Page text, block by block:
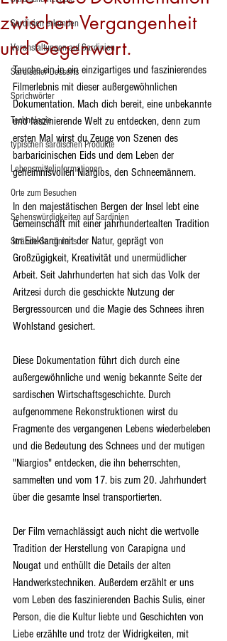
Sardinien erkunden
Veranstaltungen auf Sardinien
Sardischer Desserts
Sprichwörter
Technologie
typischen sardischen Produkte
Lebensmittelinformationen
Orte zum Besuchen
Sehenswürdigkeiten auf Sardinien
Strände Sardiniens
zwischen Vergangenheit
und Gegenwart.
Tauche ein in ein einzigartiges und faszinierendes
Filmerlebnis mit dieser außergewöhnlichen
Dokumentation. Mach dich bereit, eine unbekannte
und faszinierende Welt zu entdecken, denn zum
ersten Mal wirst du Zeuge von Szenen des
barbaricinischen Eids und dem Leben der
geheimnisvollen Niargios, den Schneemännern.
In den majestätischen Bergen der Insel lebt eine
Gemeinschaft mit einer jahrhundertealten Tradition
im Einklang mit der Natur, geprägt von
Großzügigkeit, Kreativität und unermüdlicher
Arbeit. Seit Jahrhunderten hat sich das Volk der
Aritzesi durch die geschickte Nutzung der
Bergressourcen und die Magie des Schnees ihren
Wohlstand gesichert.
Diese Dokumentation führt dich durch eine
außergewöhnliche und wenig bekannte Seite der
sardischen Wirtschaftsgeschichte. Durch
aufgenommene Rekonstruktionen wirst du
Fragmente des vergangenen Lebens wiederbeleben
und die Bedeutung des Schnees und der mutigen
"Niargios" entdecken, die ihn beherrschten,
sammelten und vom 17. bis zum 20. Jahrhundert
über die gesamte Insel transportierten.
Der Film vernachlässigt auch nicht die wertvolle
Tradition der Herstellung von Carapigna und
Nougat und enthüllt die Details der alten
Handwerkstechniken. Außerdem erzählt er uns
vom Leben des faszinierenden Bachis Sulis, einer
Person, die die Kultur liebte und Geschichten von
Liebe erzählte und trotz der Widrigkeiten, mit